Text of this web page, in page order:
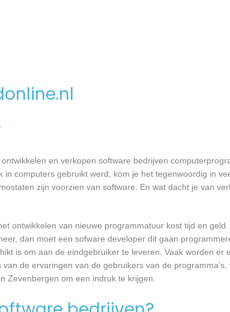
en verkopen software bedrijven
computers gebruikt werd, kom je het tegenwoordig in
zijn voorzien van software. En wat dacht je van
ontwikkelen van nieuwe programmatuur kost tijd en
dan moet een sofware developer dit gaan
is om aan de eindgebruiker te leveren. Vaak worden er
de ervaringen van de gebruikers van de
Zevenbergen om een indruk te krijgen.